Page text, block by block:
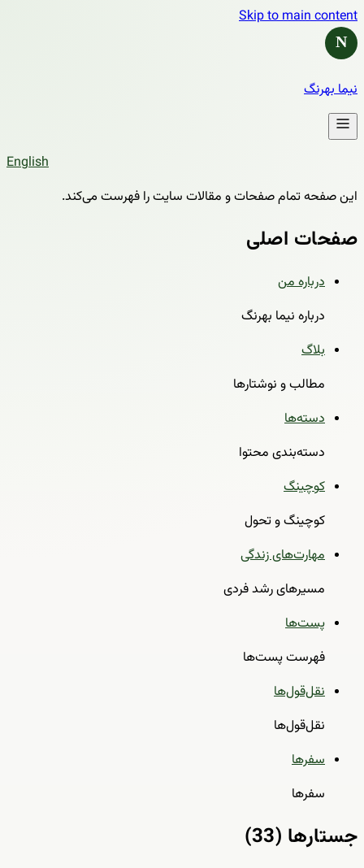
Skip to main content
N
نیما بهرنگ
English
این صفحه تمام صفحات و مقالات سایت را فهرست می‌کند.
صفحات اصلی
درباره من
درباره نیما بهرنگ
بلاگ
مطالب و نوشتارها
دسته‌ها
دسته‌بندی محتوا
کوچینگ
کوچینگ و تحول
مهارت‌های زندگی
مسیرهای رشد فردی
پست‌ها
فهرست پست‌ها
نقل‌قول‌ها
نقل‌قول‌ها
سفرها
سفرها
جستارها (33)